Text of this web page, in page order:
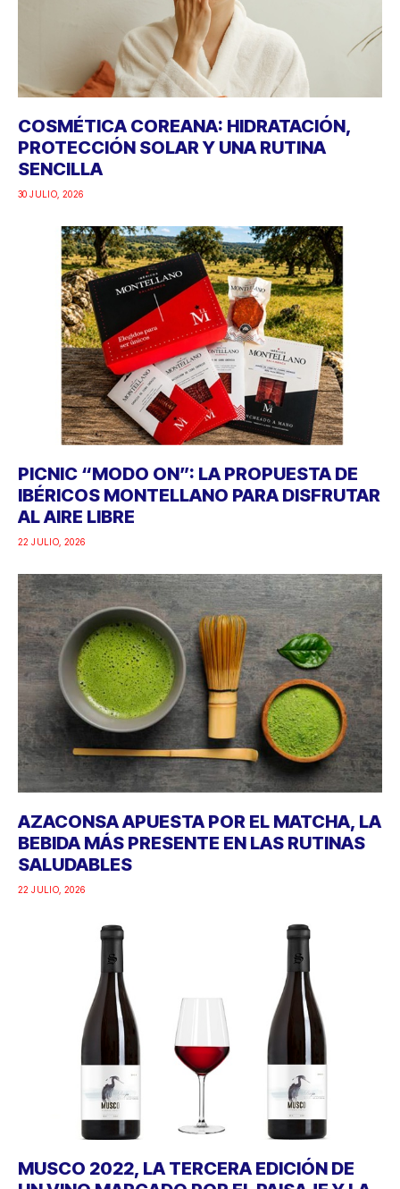
COSMÉTICA COREANA: HIDRATACIÓN,
PROTECCIÓN SOLAR Y UNA RUTINA
SENCILLA
30 JULIO, 2026
PICNIC “MODO ON”: LA PROPUESTA DE
IBÉRICOS MONTELLANO PARA DISFRUTAR
AL AIRE LIBRE
22 JULIO, 2026
AZACONSA APUESTA POR EL MATCHA, LA
BEBIDA MÁS PRESENTE EN LAS RUTINAS
SALUDABLES
22 JULIO, 2026
MUSCO 2022, LA TERCERA EDICIÓN DE